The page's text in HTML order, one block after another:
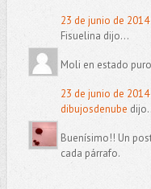
23 de junio de
Fisuelina dijo...
Moli en estado
23 de junio de
dibujosdenube
Buenísimo!! Un
cada párrafo.